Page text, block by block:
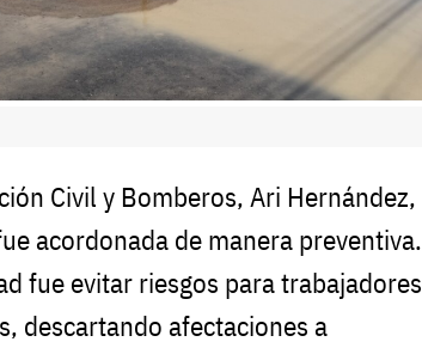
Civil y Bomberos, Ari Hernández,
acordonada de manera preventiva.
fue evitar riesgos para trabajadores
descartando afectaciones a